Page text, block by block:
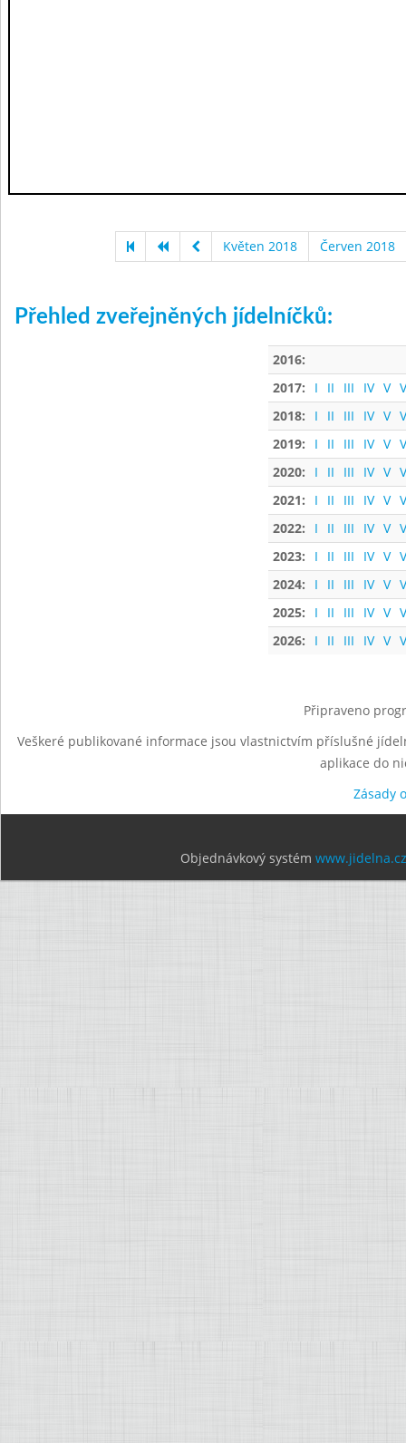
Květen 2018 Červen 2018
Přehled zveřejněných jídelníčků:
2016:
2017:
I II III IV V
2018:
I II III IV V
2019:
I II III IV V
2020:
I II III IV V
2021:
I II III IV V
2022:
I II III IV V
2023:
I II III IV V
2024:
I II III IV V
2025:
I II III IV V
2026:
I II III IV V
Připraveno
Veškeré publikované informace jsou vlastnictvím příslušné
aplikace do
Zásady
Objednávkový systém www.jidelna.cz